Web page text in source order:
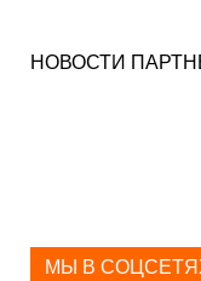
НОВОСТИ
МЫ В